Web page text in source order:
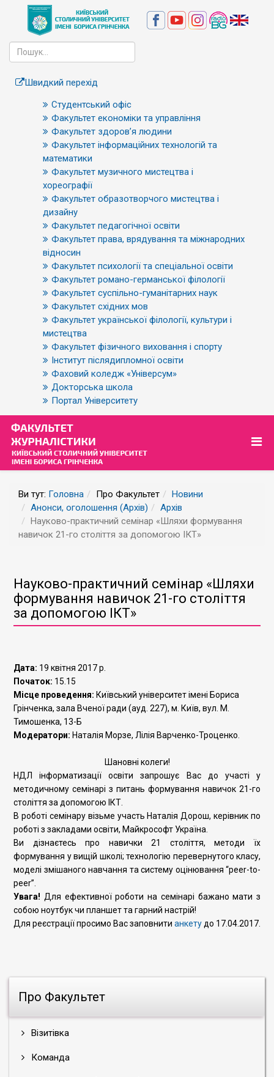
Швидкий перехід
Студентський офіс
Факультет економіки та управління
Факультет здоров’я людини
Факультет інформаційних технологій та
математики
Факультет музичного мистецтва і
хореографії
Факультет образотворчого мистецтва і
дизайну
Факультет педагогічної освіти
Факультет права, врядування та міжнародних
відносин
Факультет психології та спеціальної освіти
Факультет романо-германської філології
Факультет суспільно-гуманітарних наук
Факультет східних мов
Факультет української філології, культури і
мистецтва
Факультет фізичного виховання і спорту
Інститут післядипломної освіти
Фаховий коледж «Універсум»
Докторська школа
Портал Університету
Ви тут: Головна Про Факультет
Новини
Анонси, оголошення (Архів)
Архів
Науково-практичний семінар «Шляхи формування
навичок 21-го століття за допомогою ІКТ»
Про Факультет
Візитівка
Команда
Науково-практичний семінар «Шляхи
формування навичок 21-го століття
за допомогою ІКТ»
Дата: 19 квітня 2017 р.
Початок: 15.15
Місце проведення: Київський університет імені Бориса
Грінченка, зала Вченої ради (ауд. 227), м. Київ, вул. М.
Тимошенка, 13-Б
Модератори: Наталія Морзе, Лілія Варченко-Троценко.
Шановні колеги!
НДЛ інформатизації освіти запрошує Вас до участі у
методичному семінарі з питань формування навичок 21-го
століття за допомогою ІКТ.
В роботі семінару візьме участь Наталія Дорош, керівник по
роботі з закладами освіти, Майкрософт Україна.
Ви дізнаєтесь про навички 21 століття, методи їх
формування у вищій школі; технологію перевернутого класу,
моделі змішаного навчання та систему оцінювання “peer-to-
peer”.
Увага! Для ефективної роботи на семінарі бажано мати з
собою ноутбук чи планшет та гарний настрій!
Для реєстрації просимо Вас заповнити анкету до 17.04.2017.